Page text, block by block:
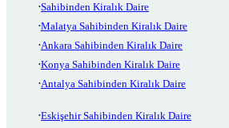
Sahibinden Kiralık Daire
Malatya Sahibinden Kiralık Daire
Ankara Sahibinden Kiralık Daire
Konya Sahibinden Kiralık Daire
Antalya Sahibinden Kiralık Daire
Eskişehir Sahibinden Kiralık Daire